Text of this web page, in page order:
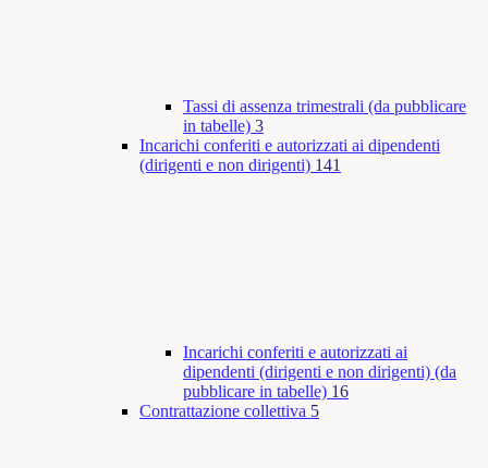
Tassi di assenza trimestrali (da pubblicare
in tabelle) 3
Incarichi conferiti e autorizzati ai dipendenti
(dirigenti e non dirigenti) 141
Incarichi conferiti e autorizzati ai
dipendenti (dirigenti e non dirigenti) (da
pubblicare in tabelle) 16
Contrattazione collettiva 5